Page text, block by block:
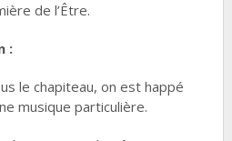
de l’Être.
:
le chapiteau, on est happé
musique particulière.